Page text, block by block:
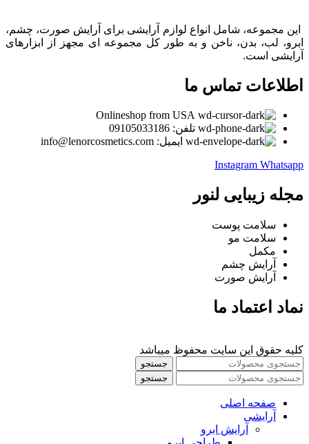
این مجموعه، شامل انواع لوازم آرایشی برای آرایش صورت، چشم،
ابرو، لب، بدن، ناخن و به طور کل مجموعه ای مجهز از ابزارهای
آرایشی است.
اطلاعات تماس ما
Onlineshop from USA
تلفن: 09105033186
ایمیل: info@lenorcosmetics.com
Instagram Whatsapp
مجله زیبایی لنور
سلامت پوست
سلامت مو
مکمل
آرایش چشم
آرایش صورت
نماد اعتماد ما
کلیه حقوق این سایت محفوظ میباشد
جستجو
جستجو
صفحه اصلی
آرایشی
آرايش ابرو